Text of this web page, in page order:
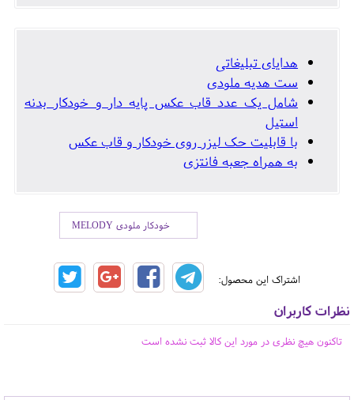
هدایای تبلیغاتی
ست هدیه ملودی
شامل یک عدد قاب عکس پایه دار و خودکار بدنه
استیل
با قابلیت حک لیزر روی خودکار و قاب عکس
به همراه جعبه فانتزی
خودکار ملودی MELODY
اشتراک این محصول:
نظرات کاربران
تاکنون هیچ نظری در مورد این کالا ثبت نشده است